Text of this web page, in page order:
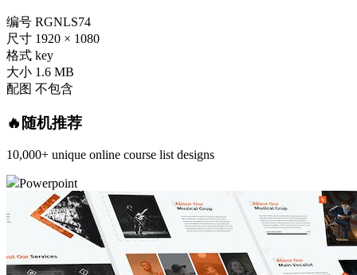
编号 RGNLS74
尺寸 1920 × 1080
格式 key
大小 1.6 MB
配图 不包含
🔥随机推荐
10,000+ unique online course list designs
Powerpoint